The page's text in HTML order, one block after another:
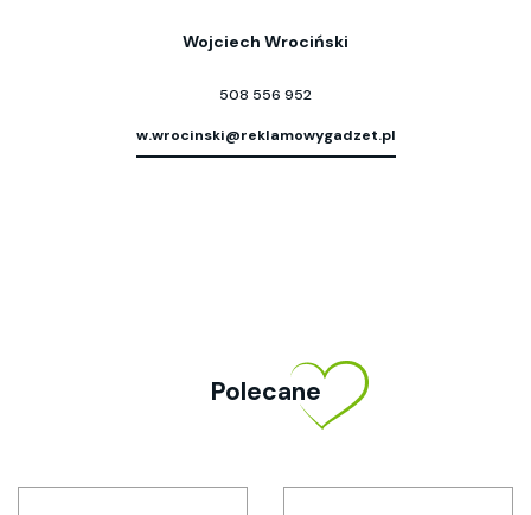
Wojciech Wrociński
508 556 952
w.wrocinski@reklamowygadzet.pl
Polecane